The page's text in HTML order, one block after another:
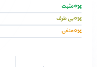
0مثبت
0بی طرف
0منفی